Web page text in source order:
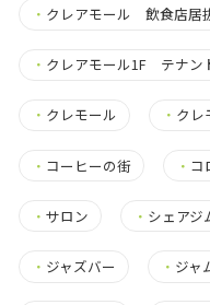
・ クレアモール 飲食店居
・ クレアモール1F テナン
・ クレモール ・ ク
・ コーヒーの街 ・ コ
・ サロン ・ シェア
・ ジャズバー ・ ジャ